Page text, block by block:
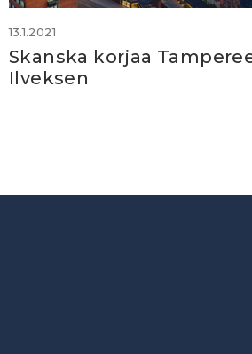
13.1.2021
Skanska korjaa
Ilveksen